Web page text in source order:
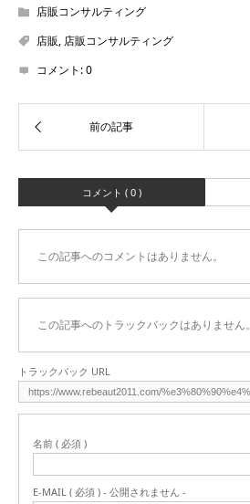
店販コンサルティング
店販, 店販コンサルティング
コメント:0
コメント ( 0 )
この記事へのコメントはありません。
この記事へのトラックバックはありません。
トラックバック URL
名前 ( 必須 )
E-MAIL ( 必須 ) - 公開されません -